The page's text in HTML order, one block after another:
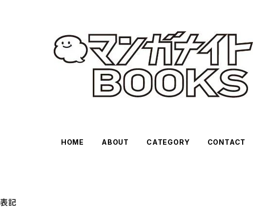
HOME ABOUT CATEGORY CONTACT
記